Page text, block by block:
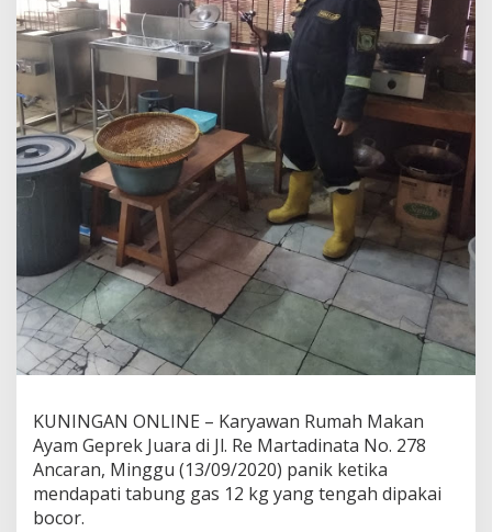
KUNINGAN ONLINE – Karyawan Rumah Makan
Ayam Geprek Juara di Jl. Re Martadinata No. 278
Ancaran, Minggu (13/09/2020) panik ketika
mendapati tabung gas 12 kg yang tengah dipakai
bocor.